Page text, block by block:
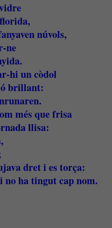
núvols,
ne
hi un còdol
brillant:
més que frisa
llisa:
dret i es torça:
ha tingut cap nom.